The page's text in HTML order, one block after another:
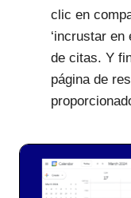
clic en
‘incrustar en
de citas. Y
página de